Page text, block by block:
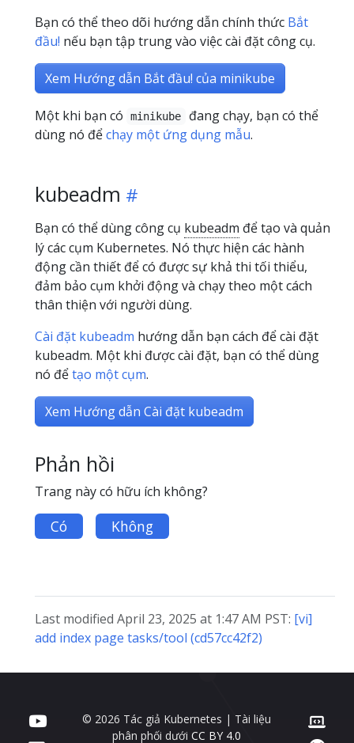
Bạn có thể theo dõi hướng dẫn chính thức Bắt
đầu! nếu bạn tập trung vào việc cài đặt công cụ.
Xem Hướng dẫn Bắt đầu! của minikube
Một khi bạn có minikube
đang chạy, bạn có thể
dùng nó đểchạy một ứng dụng mẫu.
kubeadm
Bạn có thể dùng công cụ kubeadm để tạo và quản
lý các cụm Kubernetes. Nó thực hiện các hành
động cần thiết để có được sự khả thi tối thiểu,
đảm bảo cụm khởi động và chạy theo một cách
thân thiện với người dùng.
Cài đặt kubeadm hướng dẫn bạn cách để cài đặt
kubeadm. Một khi được cài đặt, bạn có thể dùng
nó đểtạo một cụm.
Xem Hướng dẫn Cài đặt kubeadm
Phản hồi
Trang này có hữu ích không?
Có Không
Last modified April 23, 2025 at 1:47 AM PST: [vi]
add index page tasks/tool (cd57cc42f2)
© 2026 Tác giả Kubernetes | Tài liệu
phân phối dướiCC BY 4.0